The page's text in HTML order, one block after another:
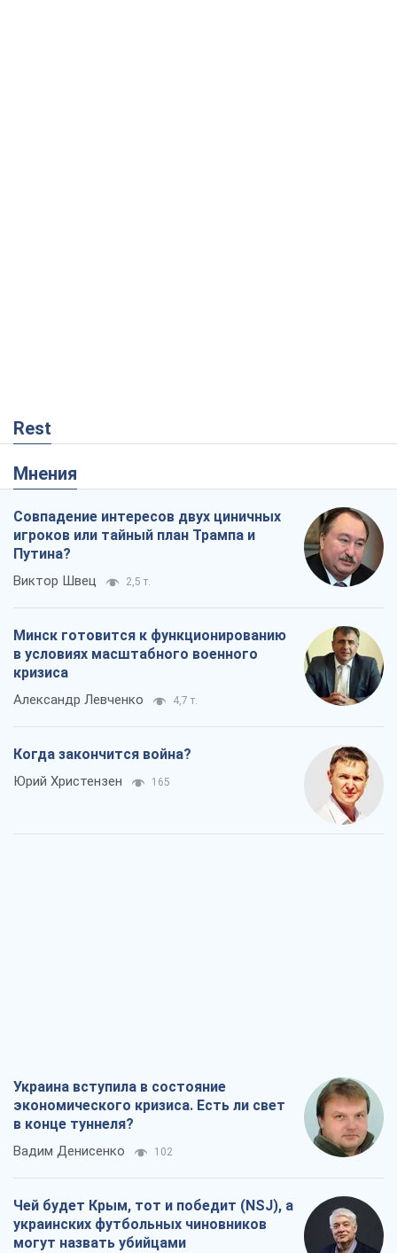
Rest
Мнения
Совпадение интересов двух циничных
игроков или тайный план Трампа и
Путина?
Виктор Швец 2,5 т.
Минск готовится к функционированию
в условиях масштабного военного
кризиса
Александр Левченко 4,7 т.
Когда закончится война?
Юрий Христензен 165
Украина вступила в состояние
экономического кризиса. Есть ли свет
в конце туннеля?
Вадим Денисенко 102
Чей будет Крым, тот и победит (NSJ), а
украинских футбольных чиновников
могут назвать убийцами